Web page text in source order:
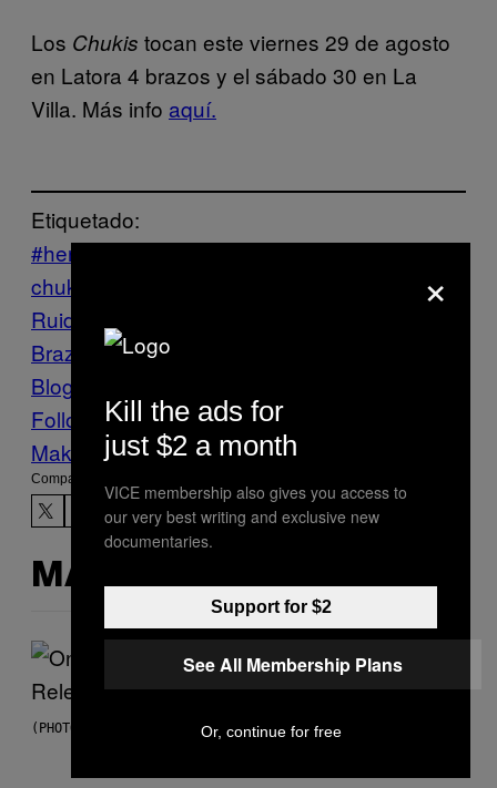
Los Chukis tocan este viernes 29 de agosto
en Latora 4 brazos y el sábado 30 en La
Villa. Más info aquí.
Etiquetado:
#hermosoruido alterlatina animal
chuki
Ruido
Brazos
Música
Blog
Follow Us On Discover
Make Us Preferred In Top Stories
Compartir:
MÁS DE LO MISMO
(PHOTO BY GARY GERSHOFF/WIREIMAGE)
×
Kill the ads for
just $2 a month
VICE membership also gives you access to
our very best writing and exclusive new
documentaries.
Support for $2
See All Membership Plans
Or, continue for free